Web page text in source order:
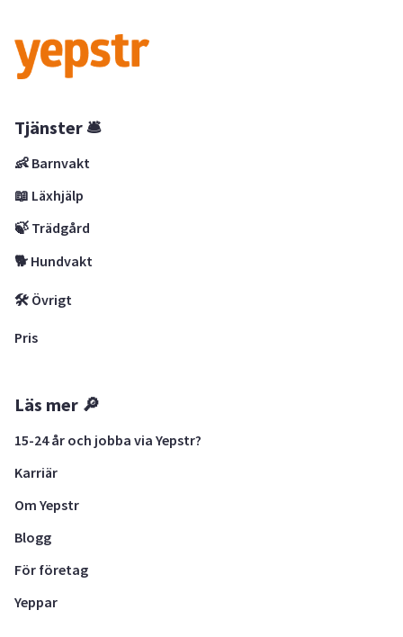
Tjänster 🛎
👶 Barnvakt
📖 Läxhjälp
🍃 Trädgård
🐕 Hundvakt
🛠 Övrigt
Pris
Läs mer 🔎
15-24 år och jobba via Yepstr?
Karriär
Om Yepstr
Blogg
För företag
Yeppar